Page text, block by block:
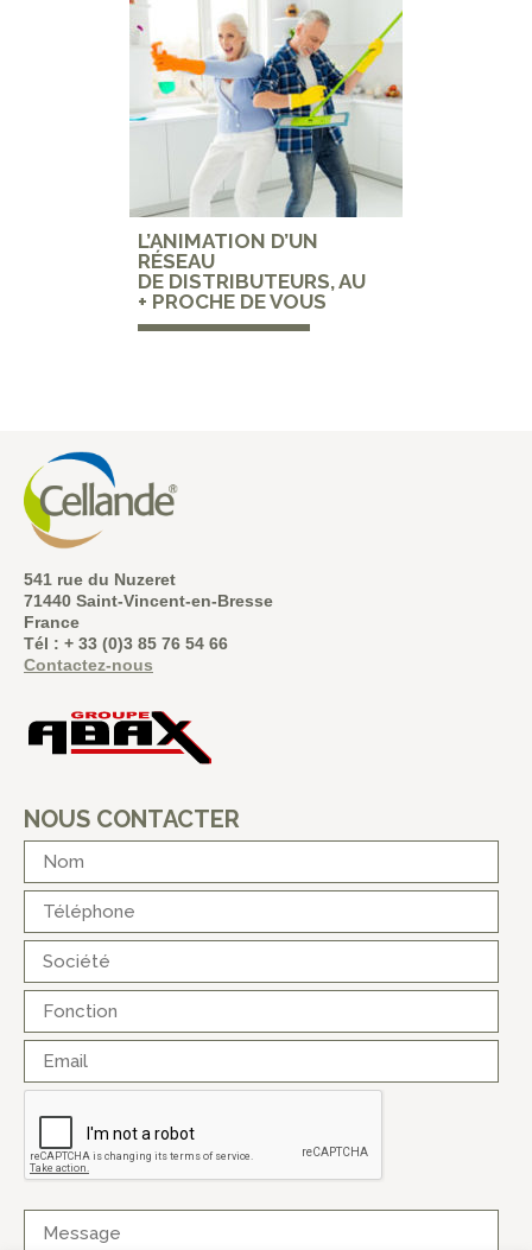
L’ANIMATION D’UN
RÉSEAU
DE DISTRIBUTEURS, AU
+ PROCHE DE VOUS
541 rue du Nuzeret
71440 Saint-Vincent-en-Bresse
France
Tél : + 33 (0)3 85 76 54 66
Contactez-nous
NOUS CONTACTER